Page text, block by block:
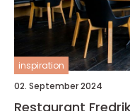
inspiration
02. September 2024
Restaurant